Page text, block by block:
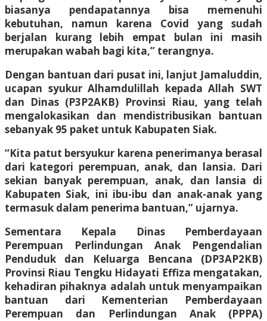
biasanya pendapatannya bisa memenuhi
kebutuhan, namun karena Covid yang sudah
berjalan kurang lebih empat bulan ini masih
merupakan wabah bagi kita,” terangnya.
Dengan bantuan dari pusat ini, lanjut Jamaluddin,
ucapan syukur Alhamdulillah kepada Allah SWT
dan Dinas (P3P2AKB) Provinsi Riau, yang telah
mengalokasikan dan mendistribusikan bantuan
sebanyak 95 paket untuk Kabupaten Siak.
“Kita patut bersyukur karena penerimanya berasal
dari kategori perempuan, anak, dan lansia. Dari
sekian banyak perempuan, anak, dan lansia di
Kabupaten Siak, ini ibu-ibu dan anak-anak yang
termasuk dalam penerima bantuan,” ujarnya.
Sementara Kepala Dinas Pemberdayaan
Perempuan Perlindungan Anak Pengendalian
Penduduk dan Keluarga Bencana (DP3AP2KB)
Provinsi Riau Tengku Hidayati Effiza mengatakan,
kehadiran pihaknya adalah untuk menyampaikan
bantuan dari Kementerian Pemberdayaan
Perempuan dan Perlindungan Anak (PPPA)